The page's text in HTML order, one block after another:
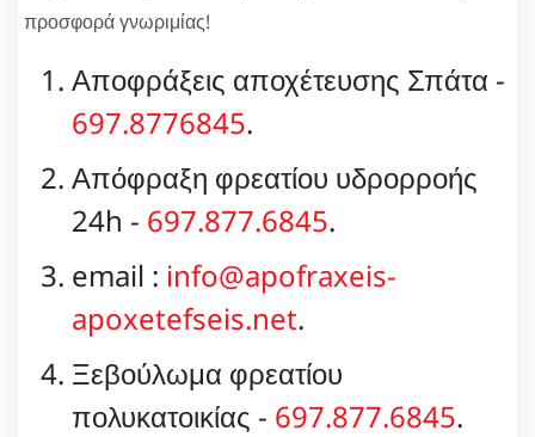
προσφορά γνωριμίας!
Αποφράξεις αποχέτευσης Σπάτα -
697.8776845.
Απόφραξη φρεατίου υδρορροής
24h - 697.877.6845.
email : info@apofraxeis-
apoxetefseis.net.
Ξεβούλωμα φρεατίου
πολυκατοικίας - 697.877.6845.